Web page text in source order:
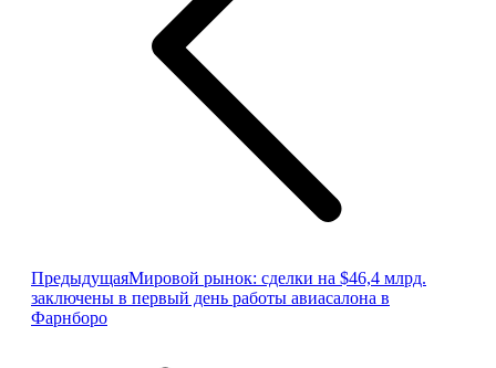
ПредыдущаяПредыдущая
запись:
Мировой рынок: сделки на $46,4 млрд.
заключены в первый день работы авиасалона в
Фарнборо